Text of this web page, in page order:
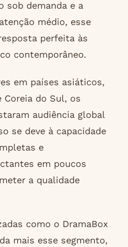
sob demanda e a
médio, esse
perfeita às
contemporâneo.
em países asiáticos,
Coreia do Sul, os
audiência global
se deve à capacidade
e
em poucos
a qualidade
como o DramaBox
mais esse segmento,